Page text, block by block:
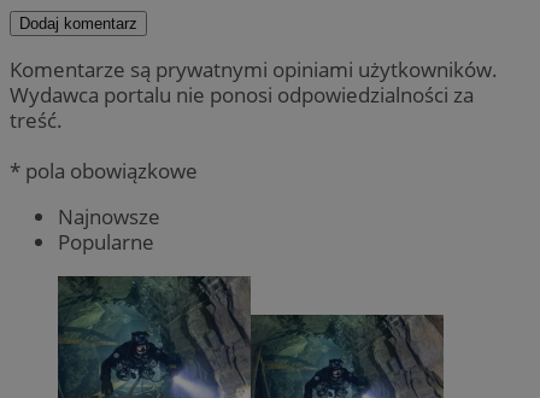
Dodaj komentarz
Komentarze są prywatnymi opiniami użytkowników.
Wydawca portalu nie ponosi odpowiedzialności za
treść.
* pola obowiązkowe
Najnowsze
Popularne